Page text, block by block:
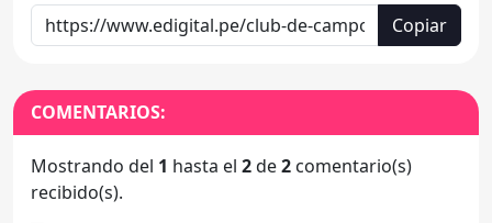
Copiar
COMENTARIOS:
Mostrando del 1 hasta el 2de2 comentario(s)
recibido(s).